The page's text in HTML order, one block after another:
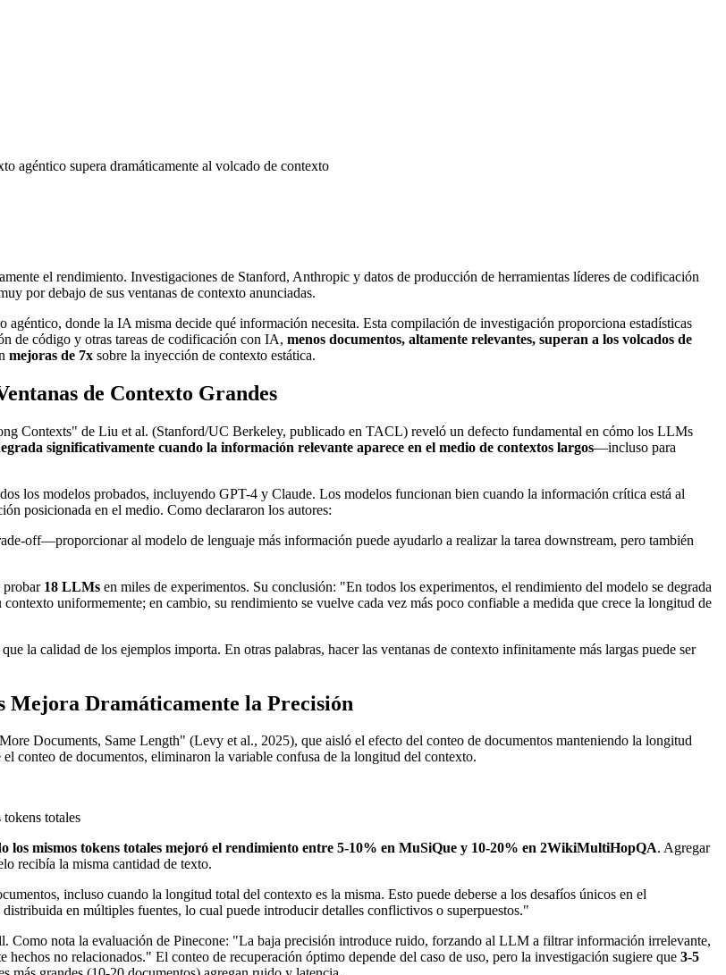
agéntico supera dramáticamente al volcado de contexto
el rendimiento. Investigaciones de Stanford, Anthropic y datos de producción de herramientas líderes de codificación
por debajo de sus ventanas de contexto anunciadas.
donde la IA misma decide qué información necesita. Esta compilación de investigación proporciona estadísticas
de código y otras tareas de codificación con IA, menos documentos, altamente relevantes, superan a los volcados de
mejoras de 7x sobre la inyección de contexto estática.
de Contexto Grandes
Contexts" de Liu et al. (Stanford/UC Berkeley, publicado en TACL) reveló un defecto fundamental en cómo los LLMs
significativamente cuando la información relevante aparece en el medio de contextos largos—incluso para
los modelos probados, incluyendo GPT-4 y Claude. Los modelos funcionan bien cuando la información crítica está al
posicionada en el medio. Como declararon los autores:
off—proporcionar al modelo de lenguaje más información puede ayudarlo a realizar la tarea downstream, pero también
probar 18 LLMs en miles de experimentos. Su conclusión: "En todos los experimentos, el rendimiento del modelo se degrada
uniformemente; en cambio, su rendimiento se vuelve cada vez más poco confiable a medida que crece la longitud de
la calidad de los ejemplos importa. En otras palabras, hacer las ventanas de contexto infinitamente más largas puede ser
Mejora Dramáticamente la Precisión
Documents, Same Length" (Levy et al., 2025), que aisló el efecto del conteo de documentos manteniendo la longitud
conteo de documentos, eliminaron la variable confusa de la longitud del contexto.
totales
los mismos tokens totales mejoró el rendimiento entre 5-10% en MuSiQue y 10-20% en 2WikiMultiHopQA. Agregar
recibía la misma cantidad de texto.
incluso cuando la longitud total del contexto es la misma. Esto puede deberse a los desafíos únicos en el
en múltiples fuentes, lo cual puede introducir detalles conflictivos o superpuestos."
Como nota la evaluación de Pinecone: "La baja precisión introduce ruido, forzando al LLM a filtrar información irrelevante,
no relacionados." El conteo de recuperación óptimo depende del caso de uso, pero la investigación sugiere que 3-5